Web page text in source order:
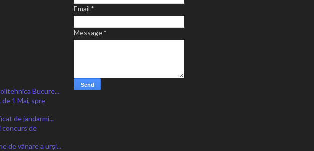
Bucure...
1 Mai, spre
de jandarmi...
concurs de
de vânare a urși...
Email*
Message*